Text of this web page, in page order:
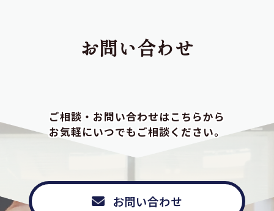
お問い合わせ
ご相談・お問い合わせはこちらから
お気軽にいつでもご相談ください。
お問い合わせ